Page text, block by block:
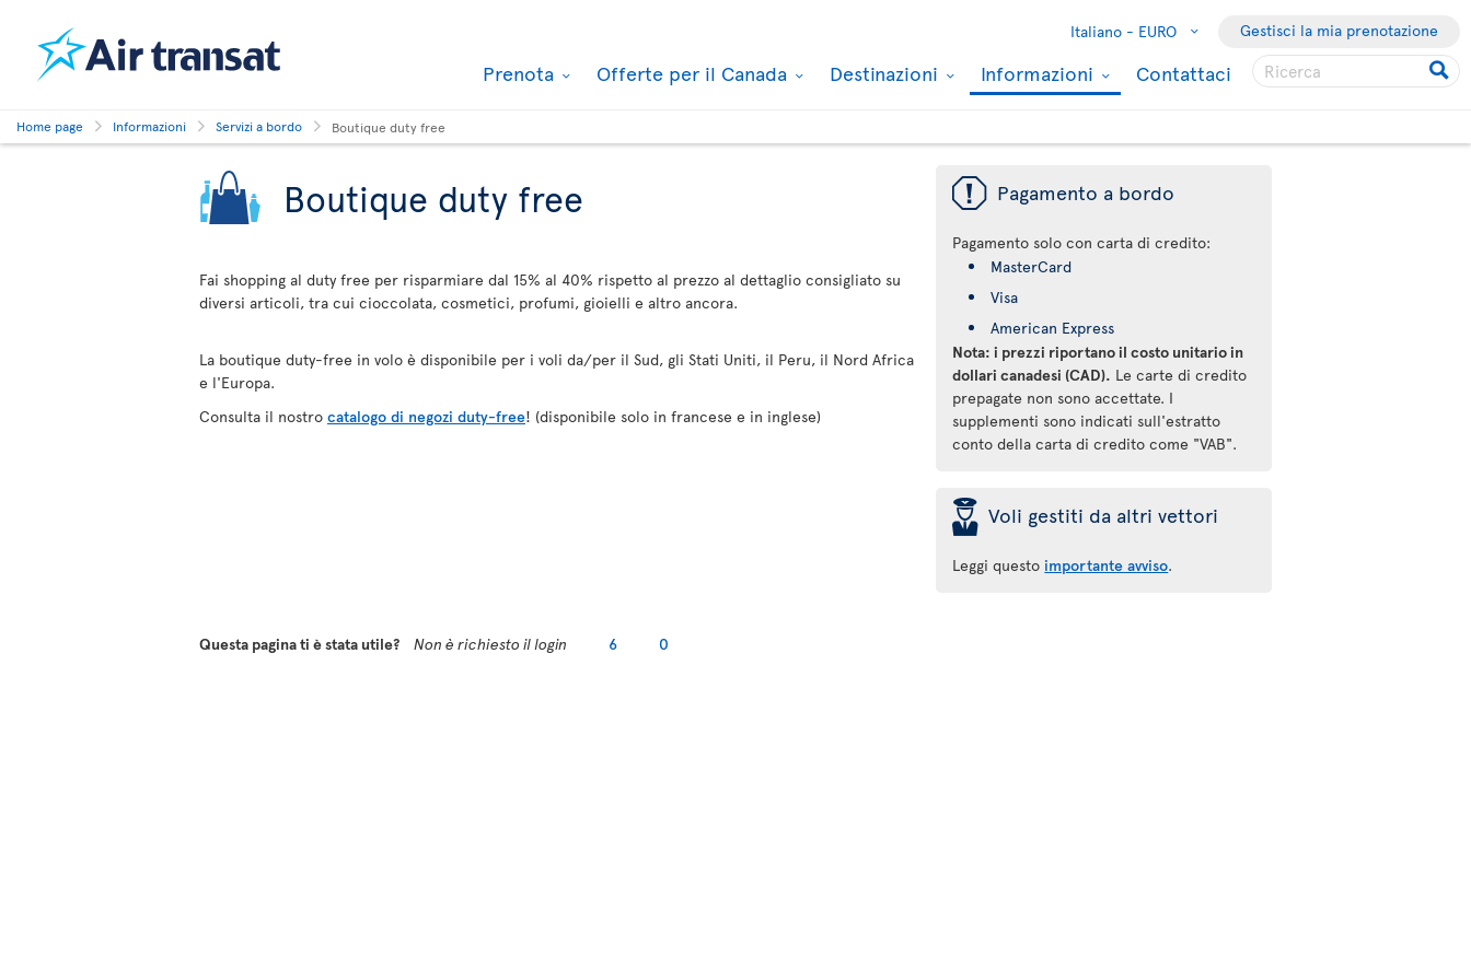
Italiano - EURO Gestisci la mia prenotazione
Prenota Offerte per il Canada Destinazioni Informazioni Contattaci
Home page Informazioni Servizi a bordo Boutique duty free
Boutique duty free
Fai shopping al duty free per risparmiare dal 15% al 40% rispetto al prezzo al dettaglio consigliato su
diversi articoli, tra cui cioccolata, cosmetici, profumi, gioielli e altro ancora.
La boutique duty-free in volo è disponibile per i voli da/per il Sud, gli Stati Uniti, il Peru, il Nord Africa
e l'Europa.
Consulta il nostro catalogo di negozi duty-free! (disponibile solo in francese e in inglese)
ü Pagamento a bordo
Pagamento solo con carta di credito:
MasterCard
Visa
American Express
Nota: i prezzi riportano il costo unitario in
dollari canadesi (CAD). Le carte di credito
prepagate non sono accettate. I
supplementi sono indicati sull'estratto
conto della carta di credito come "VAB".
þ Voli gestiti da altri vettori
Leggi questo importante avviso.
Questa pagina ti è stata utile? Non è richiesto il login 6 0